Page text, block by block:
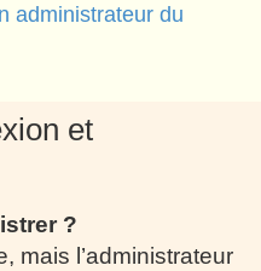
administrateur du
et
?
mais l’administrateur